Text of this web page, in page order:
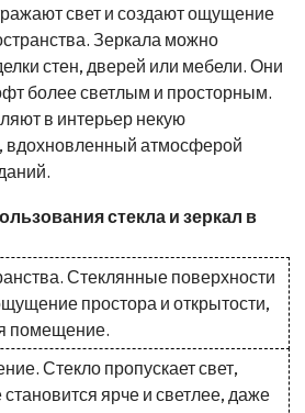
свет и создают ощущение
Зеркала можно
стен, дверей или мебели. Они
более светлым и просторным.
в интерьер некую
вдохновленный атмосферой
стекла и зеркал в
Стеклянные поверхности
простора и открытости,
помещение.
Стекло пропускает свет,
ярче и светлее, даже